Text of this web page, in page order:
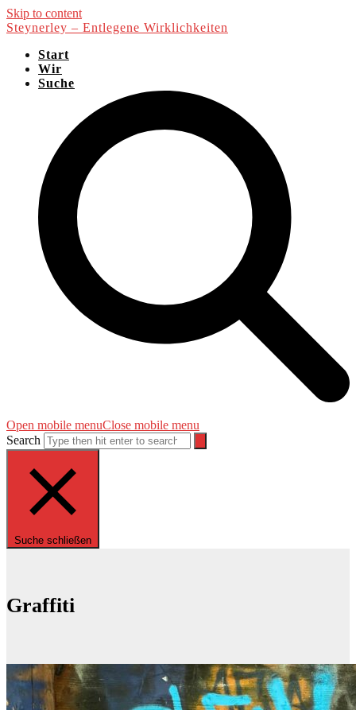
Skip to content
Steynerley – Entlegene Wirklichkeiten
Start
Wir
Suche
Open mobile menuClose mobile menu
Search
Suche schließen
Graffiti